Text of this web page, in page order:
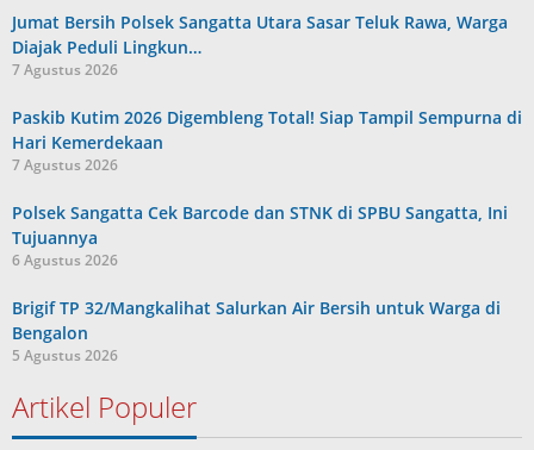
Jumat Bersih Polsek Sangatta Utara Sasar Teluk Rawa, Warga
Diajak Peduli Lingkun…
7 Agustus 2026
Paskib Kutim 2026 Digembleng Total! Siap Tampil Sempurna di
Hari Kemerdekaan
7 Agustus 2026
Polsek Sangatta Cek Barcode dan STNK di SPBU Sangatta, Ini
Tujuannya
6 Agustus 2026
Brigif TP 32/Mangkalihat Salurkan Air Bersih untuk Warga di
Bengalon
5 Agustus 2026
Artikel Populer